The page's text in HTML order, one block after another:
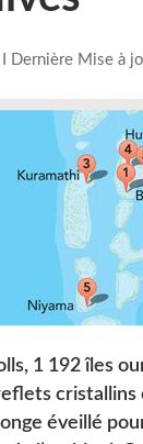
Dernière Mise à
1 192 îles
cristallins
éveillé